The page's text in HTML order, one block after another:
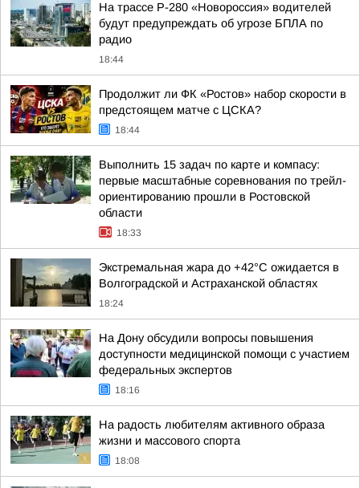
На трассе Р-280 «Новороссия» водителей
будут предупреждать об угрозе БПЛА по
радио
18:44
Продолжит ли ФК «Ростов» набор скорости в
предстоящем матче с ЦСКА?
18:44
Выполнить 15 задач по карте и компасу:
первые масштабные соревнования по трейл-
ориентированию прошли в Ростовской
области
18:33
Экстремальная жара до +42°C ожидается в
Волгоградской и Астраханской областях
18:24
На Дону обсудили вопросы повышения
доступности медицинской помощи с участием
федеральных экспертов
18:16
На радость любителям активного образа
жизни и массового спорта
18:08